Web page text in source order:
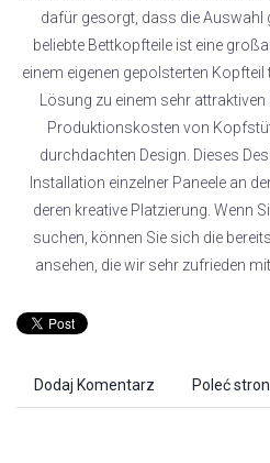
dafür gesorgt, dass die Auswahl
beliebte Bettkopfteile ist eine
einem eigenen gepolsterten
Lösung zu einem sehr
Produktionskosten von
durchdachten Design. Dieses
Installation einzelner Paneele an
deren kreative Platzierung. Wenn
suchen, können Sie sich die
ansehen, die wir sehr zufrieden
Dodaj Komentarz Poleć